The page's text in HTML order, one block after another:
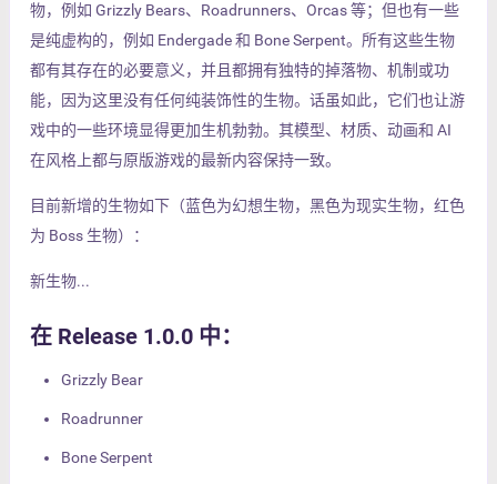
物，例如 Grizzly Bears、Roadrunners、Orcas 等；但也有一些
是纯虚构的，例如 Endergade 和 Bone Serpent。所有这些生物
都有其存在的必要意义，并且都拥有独特的掉落物、机制或功
能，因为这里没有任何纯装饰性的生物。话虽如此，它们也让游
戏中的一些环境显得更加生机勃勃。其模型、材质、动画和 AI
在风格上都与原版游戏的最新内容保持一致。
目前新增的生物如下（蓝色为幻想生物，黑色为现实生物，红色
为 Boss 生物）：
新生物...
在 Release 1.0.0 中：
Grizzly Bear
Roadrunner
Bone Serpent